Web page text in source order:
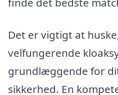
Det er vigtigt at
velfungerende
grundlæggende for
sikkerhed. En